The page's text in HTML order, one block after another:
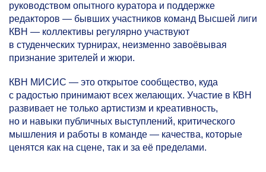
руководством опытного куратора и поддержке
редакторов — бывших участников команд Высшей лиги
КВН — коллективы регулярно участвуют
в студенческих турнирах, неизменно завоёвывая
признание зрителей и жюри.
КВН МИСИС — это открытое сообщество, куда
с радостью принимают всех желающих. Участие в КВН
развивает не только артистизм и креативность,
но и навыки публичных выступлений, критического
мышления и работы в команде — качества, которые
ценятся как на сцене, так и за её пределами.